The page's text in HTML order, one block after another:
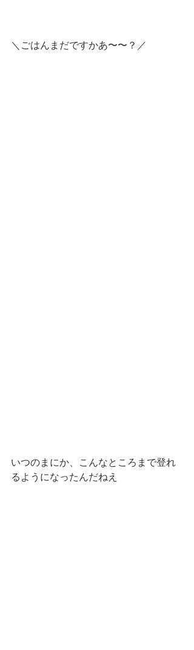
＼ごはんまだですかあ〜〜？／
いつのまにか、こんなところまで登れ
るようになったんだねえ